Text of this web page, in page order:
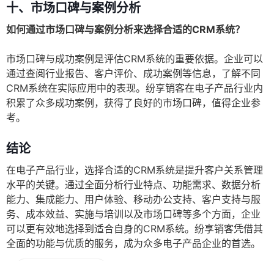
十、市场口碑与案例分析
如何通过市场口碑与案例分析来选择合适的CRM系统？
市场口碑与成功案例是评估CRM系统的重要依据。企业可以
通过查阅行业报告、客户评价、成功案例等信息，了解不同
CRM系统在实际应用中的表现。纷享销客在电子产品行业内
积累了众多成功案例，获得了良好的市场口碑，值得企业参
考。
结论
在电子产品行业，选择合适的CRM系统是提升客户关系管理
水平的关键。通过全面分析行业特点、功能需求、数据分析
能力、集成能力、用户体验、移动办公支持、客户支持与服
务、成本效益、实施与培训以及市场口碑等多个方面，企业
可以更有效地选择到适合自身的CRM系统。纷享销客凭借其
全面的功能与优质的服务，成为众多电子产品企业的首选。